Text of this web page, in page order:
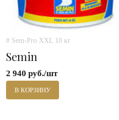
# Sem-Pro XXL 10 кг
Semin
2 940 руб./шт
В КОРЗИНУ